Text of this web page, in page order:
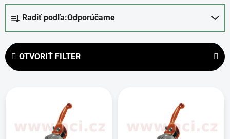
e
n
Radiť podľa:Odporúčame
OTVORIŤ FILTER